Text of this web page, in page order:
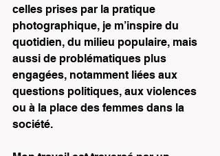
celles prises par la pratique
photographique, je m’inspire du
quotidien, du milieu populaire, mais
aussi de problématiques plus
engagées, notamment liées aux
questions politiques, aux violences
ou à la place des femmes dans la
société.